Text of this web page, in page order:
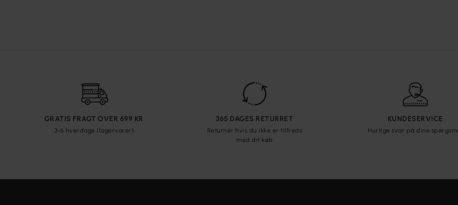
GRATIS FRAGT OVER 699 KR
3-6 hverdage (lagervarer)
365 DAGES RETURRET
Returnér hvis du ikke er tilfreds
med dit køb
KUNDESERVICE
Hurtige svar på dine